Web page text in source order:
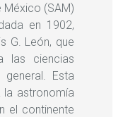
(SAM)
en 1902,
G. León, que
las ciencias
Esta
astronomía
el continente